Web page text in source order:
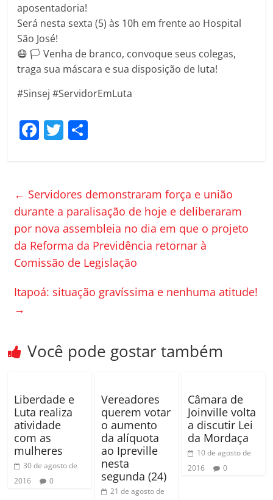
aposentadoria!
Será nesta sexta (5) às 10h em frente ao Hospital
São José!
😷 🏳️ Venha de branco, convoque seus colegas,
traga sua máscara e sua disposição de luta!
#Sinsej #ServidorEmLuta
F
e
b
o
o
k
T
er p
ar
til
h
ar
← Servidores demonstraram força e união
durante a paralisação de hoje e deliberaram
por nova assembleia no dia em que o projeto
da Reforma da Previdência retornar à
Comissão de Legislação
Itapoá: situação gravíssima e nenhuma atitude!
→
Você pode gostar também
Liberdade e
Luta realiza
atividade
com as
mulheres
30 de agosto de
2016
0
Vereadores
querem votar
o aumento
da alíquota
ao Ipreville
nesta
segunda (24)
21 de agosto de
Câmara de
Joinville volta
a discutir Lei
da Mordaça
10 de agosto de
2016
0